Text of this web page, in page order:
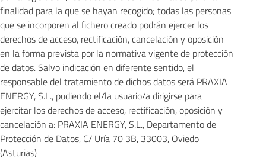
finalidad para la que se hayan recogido; todas las personas
que se incorporen al fichero creado podrán ejercer los
derechos de acceso, rectificación, cancelación y oposición
en la forma prevista por la normativa vigente de protección
de datos. Salvo indicación en diferente sentido, el
responsable del tratamiento de dichos datos será PRAXIA
ENERGY, S.L., pudiendo el/la usuario/a dirigirse para
ejercitar los derechos de acceso, rectificación, oposición y
cancelación a: PRAXIA ENERGY, S.L., Departamento de
Protección de Datos, C/ Uría 70 3B, 33003, Oviedo
(Asturias)